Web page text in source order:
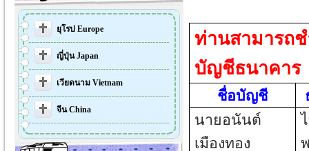
ยุโรป Europe
ญี่ปุ่น Japan
เวียดนาม Vietnam
จีน China
ท่านสามารถช
บัญชีธนาคาร
ชื่อบัญชี
นายอนันต์
เมืองทอง